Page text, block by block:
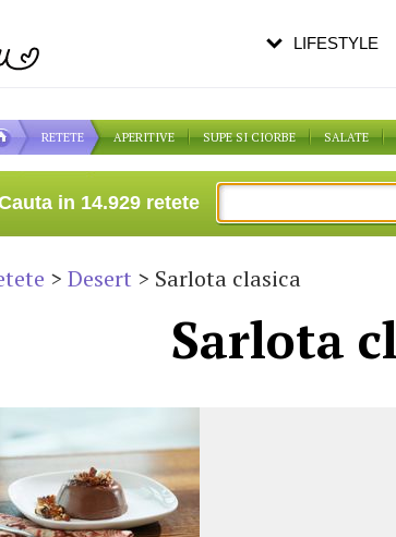
RETETE APERITIVE SUPE SI CIORBE SALATE
in 14.929 retete
> Desert > Sarlota clasica
Sarlota
LIFESTYLE